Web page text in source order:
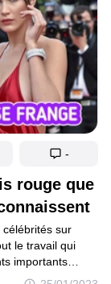
rouge que
sur
le travail qui
importants
Les stars sont
-